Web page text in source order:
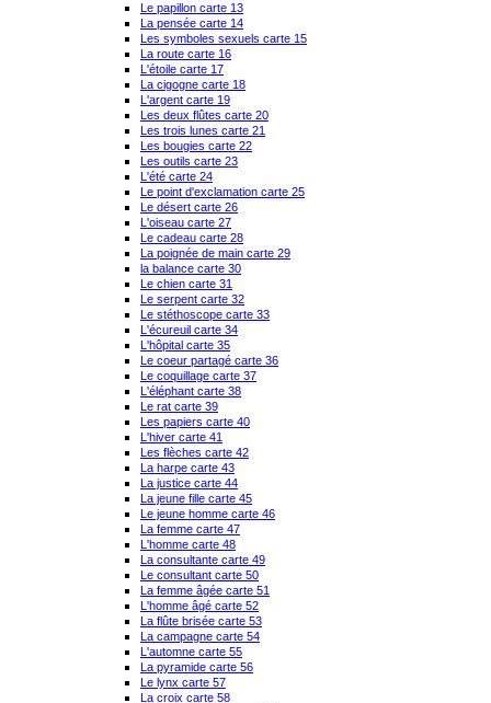
Le papillon carte 13
La pensée carte 14
Les symboles sexuels carte 15
La route carte 16
L'étoile carte 17
La cigogne carte 18
L'argent carte 19
Les deux flûtes carte 20
Les trois lunes carte 21
Les bougies carte 22
Les outils carte 23
L'été carte 24
Le point d'exclamation carte 25
Le désert carte 26
L'oiseau carte 27
Le cadeau carte 28
La poignée de main carte 29
la balance carte 30
Le chien carte 31
Le serpent carte 32
Le stéthoscope carte 33
L'écureuil carte 34
L'hôpital carte 35
Le coeur partagé carte 36
Le coquillage carte 37
L'éléphant carte 38
Le rat carte 39
Les papiers carte 40
L'hiver carte 41
Les flèches carte 42
La harpe carte 43
La justice carte 44
La jeune fille carte 45
Le jeune homme carte 46
La femme carte 47
L'homme carte 48
La consultante carte 49
Le consultant carte 50
La femme âgée carte 51
L'homme âgé carte 52
La flûte brisée carte 53
La campagne carte 54
L'automne carte 55
La pyramide carte 56
Le lynx carte 57
La croix carte 58